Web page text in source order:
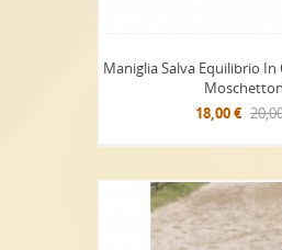
Maniglia Salva Equilibrio In
18,00 €